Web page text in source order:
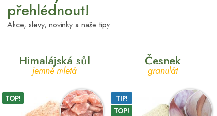
přehlédnout!
Akce, slevy, novinky a naše tipy
Himalájská sůl
jemně mletá
TOP!
Česnek
granulát
TIP!
TOP!